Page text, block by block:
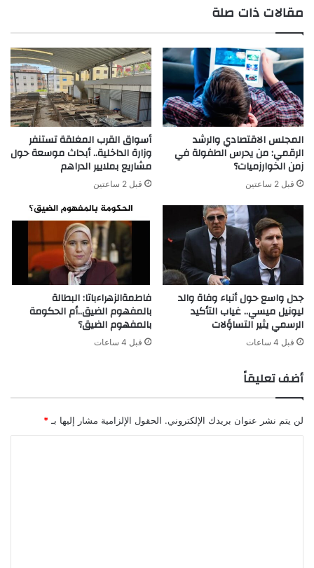
مقالات ذات صلة
المجلس الاقتصادي والرشد
الرقمي: من يحرس الطفولة في
زمن الخوارزميات؟
قبل 2 ساعتين
أسواق القرب المغلقة تستنفر
وزارة الداخلية.. أبحاث موسعة حول
مشاريع بملايير الدراهم
قبل 2 ساعتين
جدل واسع حول أنباء وفاة والد
ليونيل ميسي.. غياب التأكيد
الرسمي يثير التساؤلات
قبل 4 ساعات
فاطمةالزهراءباتا: البطالة
بالمفهوم الضيق..أم الحكومة
بالمفهوم الضيق؟
قبل 4 ساعات
أضف تعليقاً
لن يتم نشر عنوان بريدك الإلكتروني. الحقول الإلزامية مشار إليها بـ *